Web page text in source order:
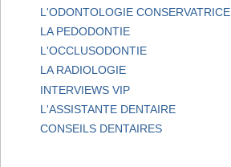
L'ODONTOLOGIE CONSERVATRICE
LA PEDODONTIE
L'OCCLUSODONTIE
LA RADIOLOGIE
INTERVIEWS VIP
L'ASSISTANTE DENTAIRE
CONSEILS DENTAIRES